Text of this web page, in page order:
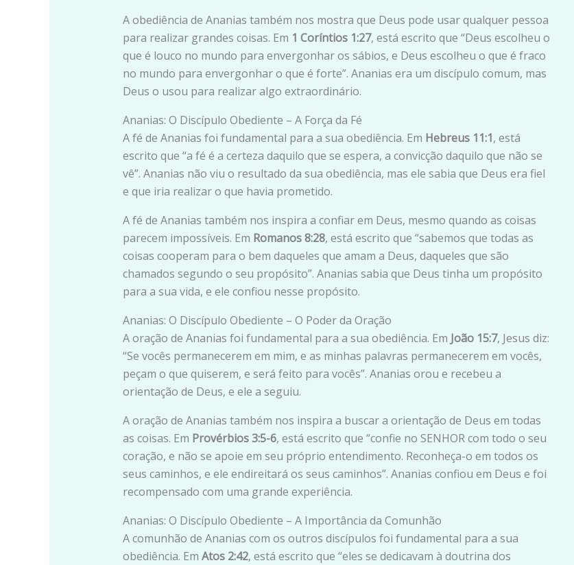
A obediência de Ananias também nos mostra que Deus pode usar qualquer pessoa
para realizar grandes coisas. Em 1 Coríntios 1:27, está escrito que “Deus escolheu o
que é louco no mundo para envergonhar os sábios, e Deus escolheu o que é fraco
no mundo para envergonhar o que é forte”. Ananias era um discípulo comum, mas
Deus o usou para realizar algo extraordinário.
Ananias: O Discípulo Obediente – A Força da Fé
A fé de Ananias foi fundamental para a sua obediência. Em Hebreus 11:1, está
escrito que “a fé é a certeza daquilo que se espera, a convicção daquilo que não se
vê”. Ananias não viu o resultado da sua obediência, mas ele sabia que Deus era fiel
e que iria realizar o que havia prometido.
A fé de Ananias também nos inspira a confiar em Deus, mesmo quando as coisas
parecem impossíveis. Em Romanos 8:28, está escrito que “sabemos que todas as
coisas cooperam para o bem daqueles que amam a Deus, daqueles que são
chamados segundo o seu propósito”. Ananias sabia que Deus tinha um propósito
para a sua vida, e ele confiou nesse propósito.
Ananias: O Discípulo Obediente – O Poder da Oração
A oração de Ananias foi fundamental para a sua obediência. Em João 15:7, Jesus diz:
“Se vocês permanecerem em mim, e as minhas palavras permanecerem em vocês,
peçam o que quiserem, e será feito para vocês”. Ananias orou e recebeu a
orientação de Deus, e ele a seguiu.
A oração de Ananias também nos inspira a buscar a orientação de Deus em todas
as coisas. Em Provérbios 3:5-6, está escrito que “confie no SENHOR com todo o seu
coração, e não se apoie em seu próprio entendimento. Reconheça-o em todos os
seus caminhos, e ele endireitará os seus caminhos”. Ananias confiou em Deus e foi
recompensado com uma grande experiência.
Ananias: O Discípulo Obediente – A Importância da Comunhão
A comunhão de Ananias com os outros discípulos foi fundamental para a sua
obediência. Em Atos 2:42, está escrito que “eles se dedicavam à doutrina dos